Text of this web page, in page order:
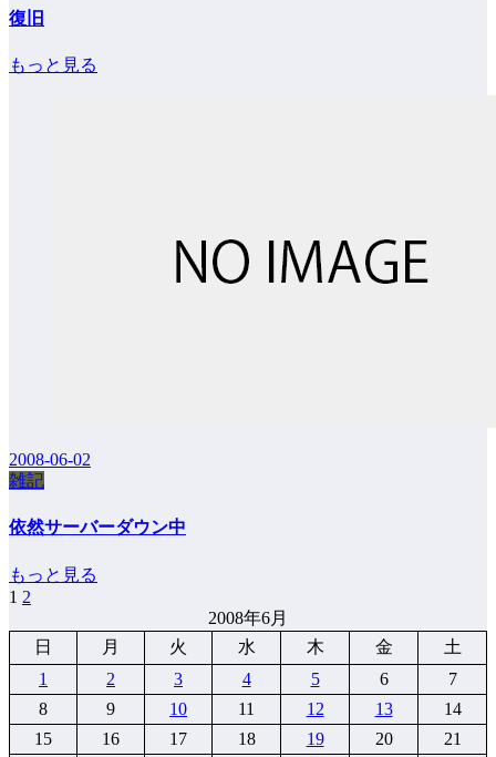
復旧
もっと見る
2008-06-02
雑記
依然サーバーダウン中
もっと見る
投
稿
の
1 2
2008年6月
日
月 火 水 木 金
土
1
2 3 4 5 6
7
8
9 10 11 12 13
14
15
16 17 18 19 20
21